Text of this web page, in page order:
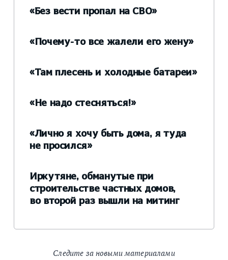
«Без вести пропал на СВО»
«Почему-то все жалели его жену»
«Там плесень и холодные батареи»
«Не надо стесняться!»
«Лично я хочу быть дома, я туда
не просился»
Иркутяне, обманутые при
строительстве частных домов,
во второй раз вышли на митинг
Следите за новыми материалами